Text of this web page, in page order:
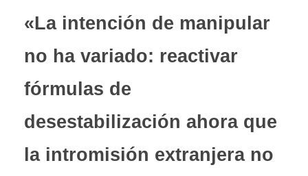
«La intención de manipular
no ha variado: reactivar
fórmulas de
desestabilización ahora que
la intromisión extranjera no